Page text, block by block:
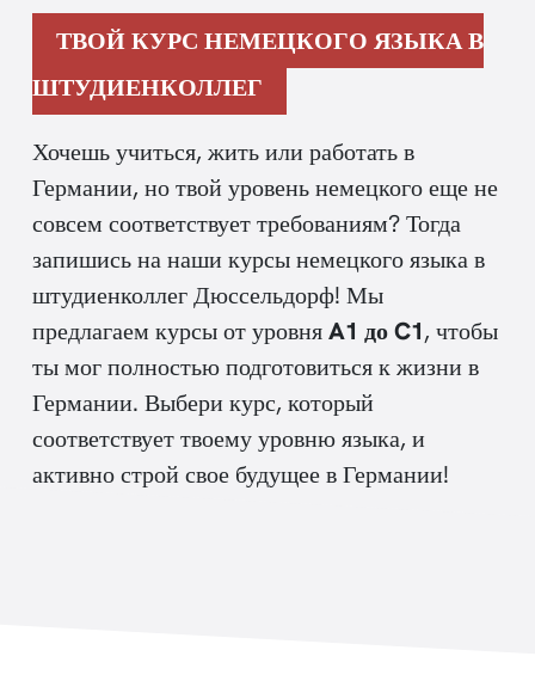
ТВОЙ КУРС НЕМЕЦКОГО ЯЗЫКА В
ШТУДИЕНКОЛЛЕГ
Хочешь учиться, жить или работать в
Германии, но твой уровень немецкого еще не
совсем соответствует требованиям? Тогда
запишись на наши курсы немецкого языка в
штудиенколлег Дюссельдорф! Мы
предлагаем курсы от уровняA1 до C1, чтобы
ты мог полностью подготовиться к жизни в
Германии. Выбери курс, который
соответствует твоему уровню языка, и
активно строй свое будущее в Германии!